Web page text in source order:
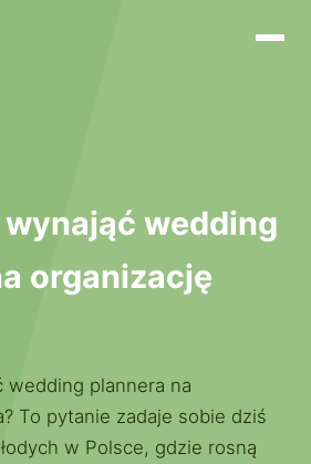
wedding
organizację
wedding plannera na
To pytanie zadaje sobie dziś
w Polsce, gdzie rosną